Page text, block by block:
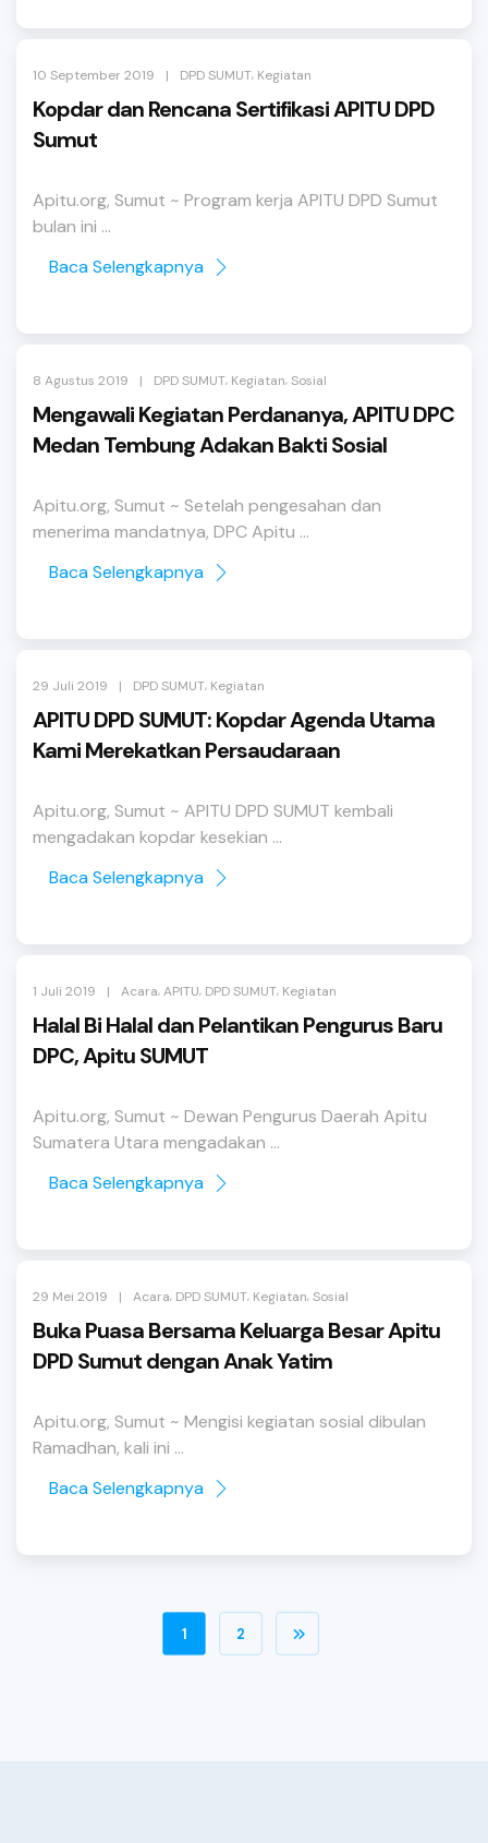
10 September 2019 | DPD SUMUT, Kegiatan
Kopdar dan Rencana Sertifikasi APITU DPD
Sumut
Apitu.org, Sumut ~ Program kerja APITU DPD Sumut
bulan ini ...
Baca Selengkapnya
8 Agustus 2019 | DPD SUMUT, Kegiatan,Sosial
Mengawali Kegiatan Perdananya, APITU DPC
Medan Tembung Adakan Bakti Sosial
Apitu.org, Sumut ~ Setelah pengesahan dan
menerima mandatnya, DPC Apitu ...
Baca Selengkapnya
29 Juli 2019 | DPD SUMUT, Kegiatan
APITU DPD SUMUT: Kopdar Agenda Utama
Kami Merekatkan Persaudaraan
Apitu.org, Sumut ~ APITU DPD SUMUT kembali
mengadakan kopdar kesekian ...
Baca Selengkapnya
1 Juli 2019 | Acara,APITU, DPD SUMUT, Kegiatan
Halal Bi Halal dan Pelantikan Pengurus Baru
DPC, Apitu SUMUT
Apitu.org, Sumut ~ Dewan Pengurus Daerah Apitu
Sumatera Utara mengadakan ...
Baca Selengkapnya
29 Mei 2019 | Acara, DPD SUMUT, Kegiatan,Sosial
Buka Puasa Bersama Keluarga Besar Apitu
DPD Sumut dengan Anak Yatim
Apitu.org, Sumut ~ Mengisi kegiatan sosial dibulan
Ramadhan, kali ini ...
Baca Selengkapnya
1 2